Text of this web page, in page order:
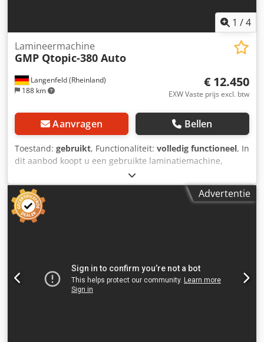
1 /4
Langenfeld (Rheinland)
188 km
Lamineermachine
GMP Qtopic-380 Auto
€ 12.450
EXW Vaste prijs excl. btw
Aanvragen Bellen
Toestand: gebruikt, Functionaliteit: volledig functioneel, In
dit aanbod koopt u een gebruikte laminatiemachine,
model "GMP Qtopic-380 Auto". Verkoopproduct: 1 x GMP
Qtopic-380 Auto Het is geen probleem om de machine
naar uw wensen te configureren. Neem gerust contact met
ons op! Staat: Dit aanbod betreft een gebruikt apparaat,
dat mogelijk gebruikssporen vertoont (kleine krassen of
afspraak! Een zeewaardige verpakking en wereldwijde
verzending zijn op aanvraag mogelijk. Voor verzending of
afhaling wordt een functionele test in video vastgelegd.
Advertentie